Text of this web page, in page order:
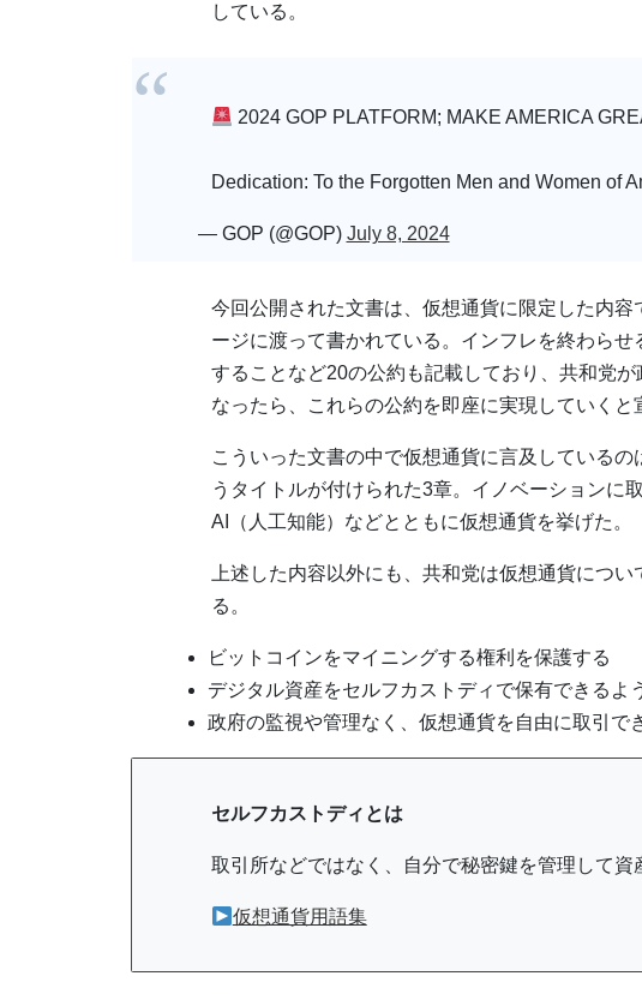
している。
2024 GOP PLATFORM; MAKE AMERICA
Dedication: To the Forgotten Men and Women of
— GOP (@GOP) July 8, 2024
今回公開された文書は、仮想通貨に限定した内
ージに渡って書かれている。インフレを終わら
することなど20の公約も記載しており、共和党
なったら、これらの公約を即座に実現していくと
こういった文書の中で仮想通貨に言及している
うタイトルが付けられた3章。イノベーションに
AI（人工知能）などとともに仮想通貨を挙げた。
上述した内容以外にも、共和党は仮想通貨につ
る。
ビットコインをマイニングする権利を保護する
デジタル資産をセルフカストディで保有できるよ
政府の監視や管理なく、仮想通貨を自由に取引で
セルフカストディとは
取引所などではなく、自分で秘密鍵を管理して資
仮想通貨用語集